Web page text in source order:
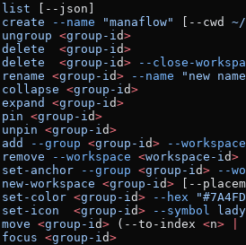
list [--json]
create --name "manaflow" [--cwd
ungroup <group-i d>
delete
  <
group-i d>
delete
  <
group-i d> --close-
rename <group-i d> --name "new
collapse <group-i d>
expand <group-i d>
pin <group-i d>
unpin <group-i d>
add --group <group-i d> --workspace
remove --workspace <workspace-i d>
set-anchor --group <group-i d> --
new-workspace <group-i d> [--
set-color <group-i d> --hex
set-icon
  <
group-i d> --symbol
move <group-i d> (--to-index <n>
focus <group-i d>